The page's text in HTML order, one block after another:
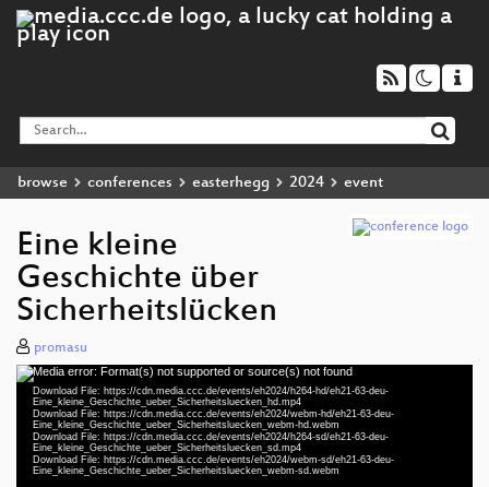
browse conferences easterhegg 2024 event
Eine kleine
Geschichte über
Sicherheitslücken
promasu
Video
Player
Media error: Format(s) not supported or source(s) not found
Download File: https://cdn.media.ccc.de/events/eh2024/h264-hd/eh21-63-deu-
Eine_kleine_Geschichte_ueber_Sicherheitsluecken_hd.mp4
Download File: https://cdn.media.ccc.de/events/eh2024/webm-hd/eh21-63-deu-
Eine_kleine_Geschichte_ueber_Sicherheitsluecken_webm-hd.webm
Download File: https://cdn.media.ccc.de/events/eh2024/h264-sd/eh21-63-deu-
Eine_kleine_Geschichte_ueber_Sicherheitsluecken_sd.mp4
Download File: https://cdn.media.ccc.de/events/eh2024/webm-sd/eh21-63-deu-
Eine_kleine_Geschichte_ueber_Sicherheitsluecken_webm-sd.webmdeu 1080p (mp4)